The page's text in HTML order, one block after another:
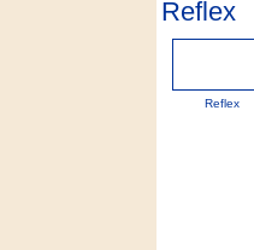
Reflex
Reflex